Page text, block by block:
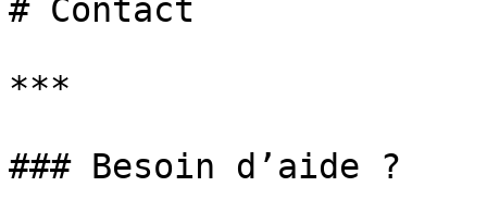
# Contact
***
### Besoin d’aide ?